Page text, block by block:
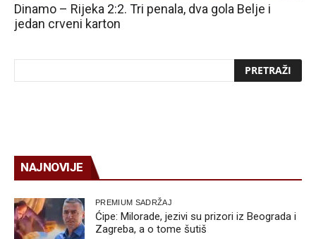
Dinamo – Rijeka 2:2. Tri penala, dva gola Belje i
jedan crveni karton
NAJNOVIJE
PREMIUM SADRŽAJ
Ćipe: Milorade, jezivi su prizori iz Beograda i
Zagreba, a o tome šutiš